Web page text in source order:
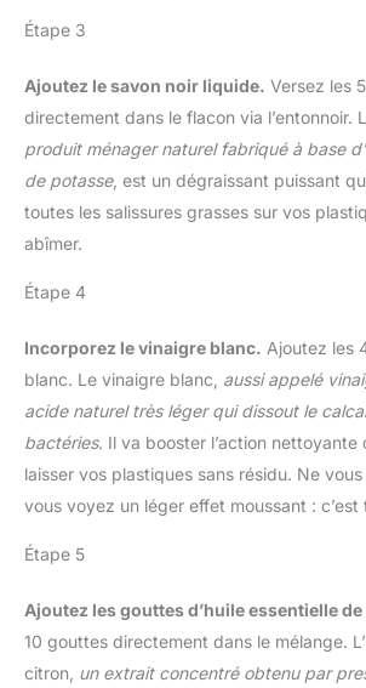
Étape 3
Ajoutez le savon noir liquide. Versez les
directement dans le flacon via l’entonnoir.
produit ménager naturel fabriqué à base
de potasse, est un dégraissant puissant
toutes les salissures grasses sur vos
abîmer.
Étape 4
Incorporez le vinaigre blanc. Ajoutez les
blanc. Le vinaigre blanc, aussi appelé
acide naturel très léger qui dissout le
bactéries. Il va booster l’action nettoyante
laisser vos plastiques sans résidu. Ne
vous voyez un léger effet moussant :
Étape 5
Ajoutez les gouttes d’huile essentielle
10 gouttes directement dans le mélange.
citron, un extrait concentré obtenu par